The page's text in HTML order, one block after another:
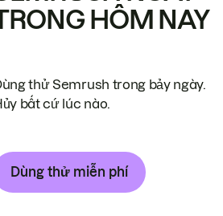
HÔM NAY
thử Semrush trong bảy ngày.
bất cứ lúc nào.
Dùng thử miễn phí